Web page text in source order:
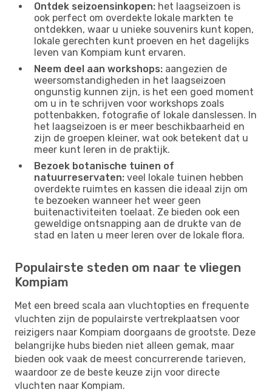
Ontdek seizoensinkopen: het laagseizoen is
ook perfect om overdekte lokale markten te
ontdekken, waar u unieke souvenirs kunt kopen,
lokale gerechten kunt proeven en het dagelijks
leven van Kompiam kunt ervaren.
Neem deel aan workshops: aangezien de
weersomstandigheden in het laagseizoen
ongunstig kunnen zijn, is het een goed moment
om u in te schrijven voor workshops zoals
pottenbakken, fotografie of lokale danslessen. In
het laagseizoen is er meer beschikbaarheid en
zijn de groepen kleiner, wat ook betekent dat u
meer kunt leren in de praktijk.
Bezoek botanische tuinen of
natuurreservaten: veel lokale tuinen hebben
overdekte ruimtes en kassen die ideaal zijn om
te bezoeken wanneer het weer geen
buitenactiviteiten toelaat. Ze bieden ook een
geweldige ontsnapping aan de drukte van de
stad en laten u meer leren over de lokale flora.
Populairste steden om naar te vliegen
Kompiam
Met een breed scala aan vluchtopties en frequente
vluchten zijn de populairste vertrekplaatsen voor
reizigers naar Kompiam doorgaans de grootste. Deze
belangrijke hubs bieden niet alleen gemak, maar
bieden ook vaak de meest concurrerende tarieven,
waardoor ze de beste keuze zijn voor directe
vluchten naar Kompiam.